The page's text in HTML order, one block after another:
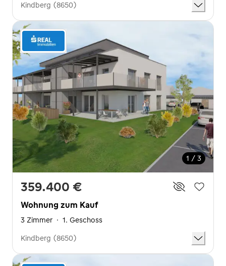
Kindberg (8650)
1 / 3
359.400 €
Wohnung zum Kauf
3 Zimmer · 1. Geschoss
Kindberg (8650)